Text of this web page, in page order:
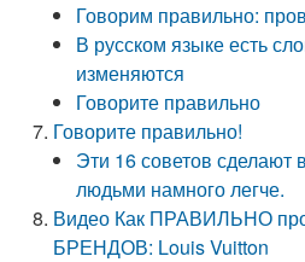
Говорим правильно:
В русском языке есть
изменяются
Говорите правильно
Говорите правильно!
Эти 16 советов
людьми намного легче.
Видео Как ПРАВИЛЬНО
БРЕНДОВ: Louis Vuitton